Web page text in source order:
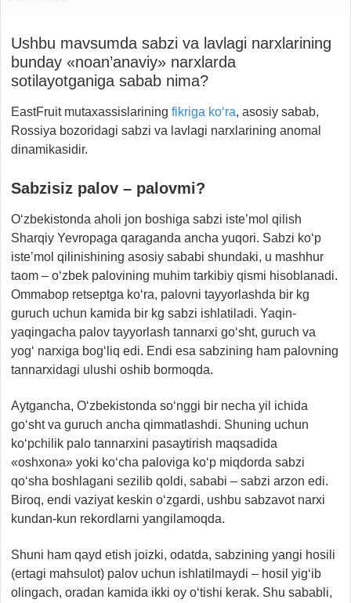
Ushbu mavsumda sabzi va lavlagi narxlarining
bunday «noan’anaviy» narxlarda
sotilayotganiga sabab nima?
EastFruit mutaxassislarining fikriga ko‘ra, asosiy sabab,
Rossiya bozoridagi sabzi va lavlagi narxlarining anomal
dinamikasidir.
Sabzisiz palov – palovmi?
O‘zbekistonda aholi jon boshiga sabzi iste’mol qilish
Sharqiy Yevropaga qaraganda ancha yuqori. Sabzi ko‘p
iste’mol qilinishining asosiy sababi shundaki, u mashhur
taom – o‘zbek palovining muhim tarkibiy qismi hisoblanadi.
Ommabop retseptga ko‘ra, palovni tayyorlashda bir kg
guruch uchun kamida bir kg sabzi ishlatiladi. Yaqin-
yaqingacha palov tayyorlash tannarxi go‘sht, guruch va
yog‘ narxiga bog‘liq edi. Endi esa sabzining ham palovning
tannarxidagi ulushi oshib bormoqda.
Aytgancha, O‘zbekistonda so‘nggi bir necha yil ichida
go‘sht va guruch ancha qimmatlashdi. Shuning uchun
ko‘pchilik palo tannarxini pasaytirish maqsadida
«oshxona» yoki ko‘cha paloviga ko‘p miqdorda sabzi
qo‘sha boshlagani sezilib qoldi, sababi – sabzi arzon edi.
Biroq, endi vaziyat keskin o‘zgardi, ushbu sabzavot narxi
kundan-kun rekordlarni yangilamoqda.
Shuni ham qayd etish joizki, odatda, sabzining yangi hosili
(ertagi mahsulot) palov uchun ishlatilmaydi – hosil yig‘ib
olingach, oradan kamida ikki oy o‘tishi kerak. Shu sababli,